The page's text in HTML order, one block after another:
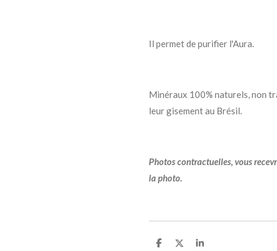
Il permet de purifier l'Aura.
Minéraux 100% naturels, non
leur gisement au Brésil.
Photos contractuelles, vous
la photo.
P
P
P